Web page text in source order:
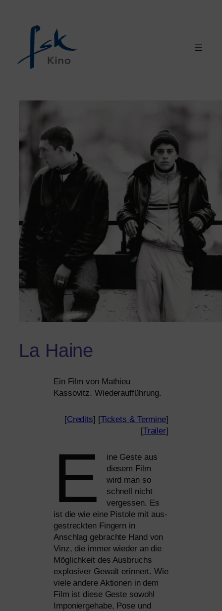
La Haine
Ein Film von Mathieu
Kassovitz. Wiederaufführung.
[Credits] [Tickets &Termine]
[Trailer]
E
ine Geste aus
die­sem Film
wird man so
schnell nicht
ver­ges­sen. Es
ist die wie eine Pistole mit aus­
ge­streck­ten Fingern in
Anschlag gebrach­te Hand von
Vinz, die immer wie­der an die
Möglichkeit des Ausbruchs
explo­si­ver Gewalt erin­nert. Wie
vie­le ande­re Aktionen in dem
Film ist die­se Geste sowohl
Imponiergehabe, Pose und